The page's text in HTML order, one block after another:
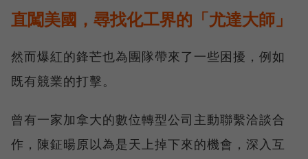
直闖美國，尋找化工界的「尤達大師」
然而爆紅的鋒芒也為團隊帶來了一些困擾，例如
既有競業的打擊。
曾有一家加拿大的數位轉型公司主動聯繫洽談合
作，陳鉦暘原以為是天上掉下來的機會，深入互